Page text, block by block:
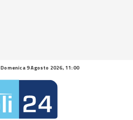
Domenica 9 Agosto 2026, 11:00